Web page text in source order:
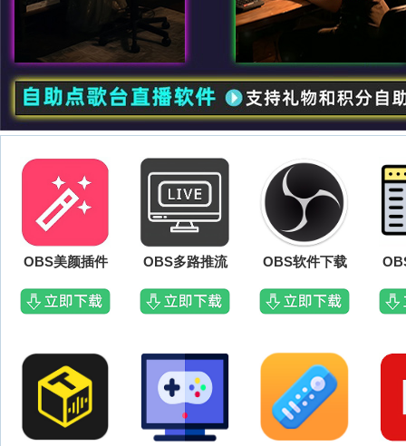
OBS美颜插件 OBS多路推流 OBS软件下载